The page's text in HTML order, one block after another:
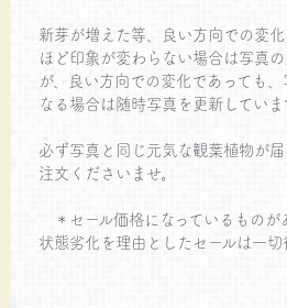
新芽が増えた等、良い方向での変
ほど印象が変わらない場合は写真
が、良い方向での変化であっても
なる場合は随時写真を更新していま
必ず写真と同じ元気な観葉植物が
注文くださいませ。
＊セール価格になっているものが
状態劣化を理由としたセールは一切